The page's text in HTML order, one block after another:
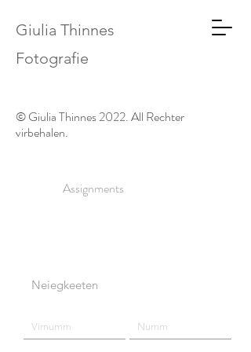
Giulia Thinnes
Fotografie
© Giulia Thinnes 2022. All Rechter
virbehalen.
Assignments
Neiegkeeten